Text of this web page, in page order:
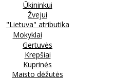
Ūkininkui
Žvejui
"Lietuva" atributika
Mokyklai
Gertuvės
Krepšiai
Kuprinės
Maisto dėžutės